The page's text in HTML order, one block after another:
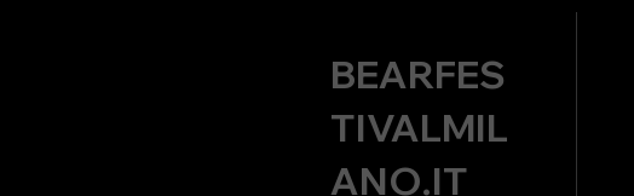
BEARFES
TIVALMIL
ANO.IT